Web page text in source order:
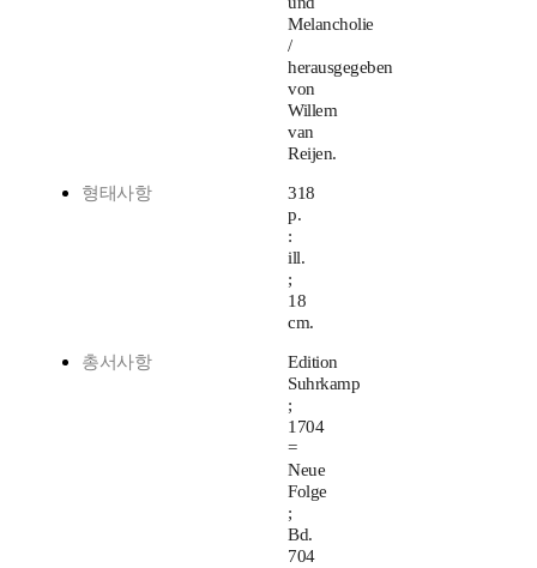
Melancholie
/
herausgegeben
von
Willem
van
Reijen.
형태사항
318
p.
:
ill.
;
18
cm.
총서사항
Edition
Suhrkamp
;
1704
=
Neue
Folge
;
Bd.
704